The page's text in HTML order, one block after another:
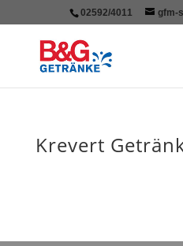
02592/4011 gfm-
Krevert